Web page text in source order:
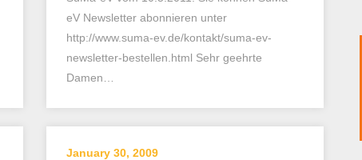
eV Newsletter abonnieren unter
http://www.suma-ev.de/kontakt/suma-ev-
newsletter-bestellen.html Sehr geehrte
Damen…
January 30, 2009